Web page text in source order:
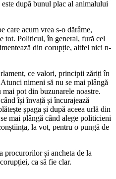
după bunul plac al animalului
care acum vrea s-o dărâme,
tot. Politicul, în general, fură cel
din corupție, altfel nici n-
ce valori, principii zăriți în
nimeni să nu se mai plângă
pot din buzunarele noastre.
își învață și încurajează
șpaga și după aceea urlă din
mai plângă când alege politicieni
la vot, pentru o pungă de
procurorilor și ancheta de la
ca să fie clar.